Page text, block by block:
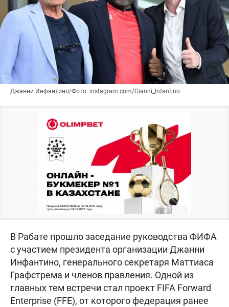
Джанни Инфантино/Фото: instagram.com/Gianni_Infantino
В Рабате прошло заседание руководства ФИФА
с участием президента организации Джанни
Инфантино, генерального секретаря Маттиаса
Графстрема и членов правления. Одной из
главных тем встречи стал проект FIFA Forward
Enterprise (FFE), от которого федерация ранее